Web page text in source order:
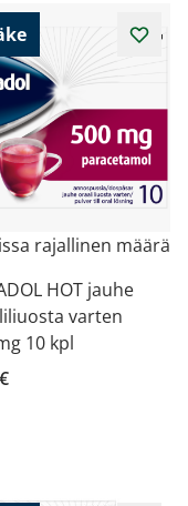
rajallinen määrä
HOT jauhe
varten
10 kpl